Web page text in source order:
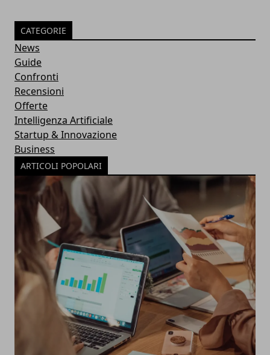
CATEGORIE
News
Guide
Confronti
Recensioni
Offerte
Intelligenza Artificiale
Startup & Innovazione
Business
ARTICOLI POPOLARI